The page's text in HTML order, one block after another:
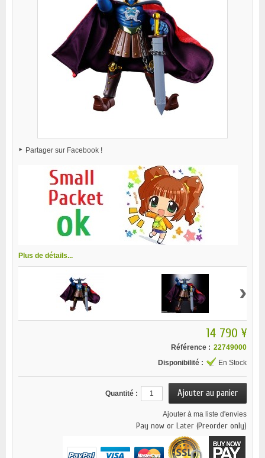
Partager sur Facebook !
Plus de détails...
›
14 790 ¥
Référence : 22749000
Disponibilité :
En Stock
Quantité :
Ajouter à ma liste d'envies
Pay now or Later (Preorder only)